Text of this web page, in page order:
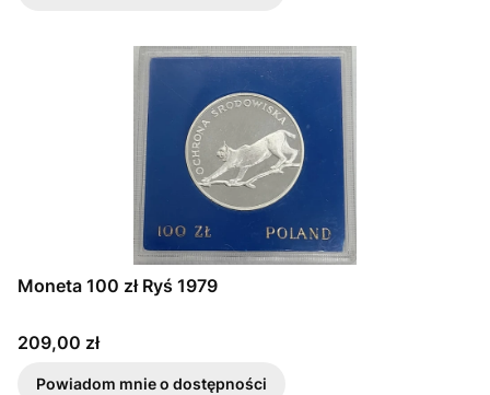
Moneta 100 zł Ryś 1979
Cena
209,00 zł
Powiadom mnie o dostępności